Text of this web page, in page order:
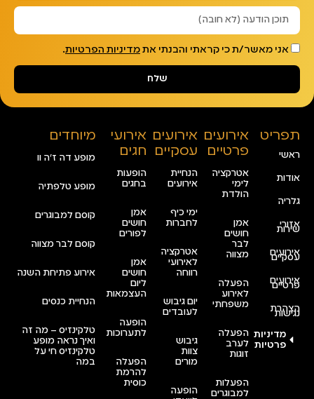
אני מאשר/ת כי קראתי והבנתי אתמדיניות הפרטיות.
שלח
תפריט
ראשי
אודות
גלריה
אזורי
שירות
אירועים
עסקיים
אירועים
פרטיים
הצהרת
נגישות
מדיניות
פרטיות
אירועים
פרטיים
אטרקציה
לימי
הולדת
אמן
חושים
לבר
מצווה
הפעלה
לאירוע
משפחתי
הפעלה
לערב
זוגות
הפעלות
למבוגרים
אירועים
עסקיים
הנחיית
אירועים
ימי כיף
לחברות
אטרקציה
לאירועי
רווחה
יום גיבוש
לעובדים
גיבוש
צוות
מורים
הופעה
אירועי
חגים
הופעות
בחגים
אמן
חושים
לפורים
אמן
חושים
ליום
העצמאות
הופעה
לתערוכות
הפעלה
להרמת
כוסית
מיוחדים
מופע דה ז’ה וו
מופע טלפתיה
קוסם למבוגרים
קוסם לבר מצווה
אירוע פתיחת השנה
הנחיית כנסים
טלקינזיס – מה זה
ואיך נראה מופע
טלקינזיס חי על
במה